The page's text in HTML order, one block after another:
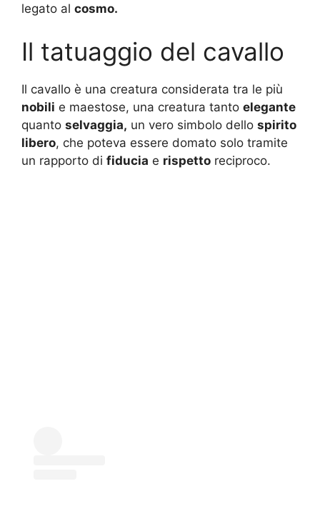
legato al cosmo.
Il tatuaggio del cavallo
Il cavallo è una creatura considerata tra le più
nobili e maestose, una creatura tanto elegante
quanto selvaggia, un vero simbolo dello spirito
libero, che poteva essere domato solo tramite
un rapporto di fiducia e rispetto reciproco.